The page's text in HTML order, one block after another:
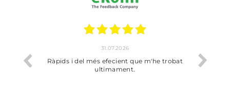
31.07.2026
Ràpids i del més efecient que m'he trobat
ultimament.